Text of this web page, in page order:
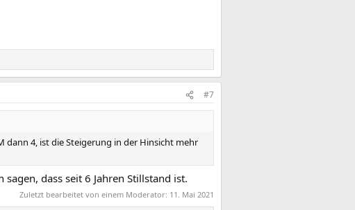
#7
dann 4, ist die Steigerung in der Hinsicht mehr
dass seit 6 Jahren Stillstand ist.
Zuletzt bearbeitet von einem Moderator: 11. Mai 2021